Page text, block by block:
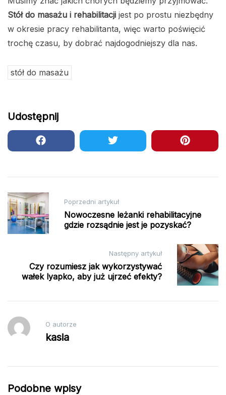
Stół do masażu i rehabilitacji jest po prostu niezbędny
w okresie pracy rehabilitanta, więc warto poświęcić
trochę czasu, by dobrać najdogodniejszy dla nas.
stół do masażu
Udostępnij
Nawigacja
wpisu
Poprzedni artykuł
Nowoczesne leżanki rehabilitacyjne
gdzie rozsądnie jest je pozyskać?
Następny artykuł
Czy rozumiesz jak wykorzystywać
wałek lyapko, aby już ujrzeć efekty?
O autorze
kasia
Podobne wpisy